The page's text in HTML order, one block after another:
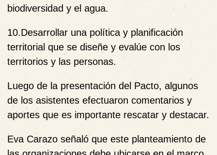
biodiversidad y el agua.
10.Desarrollar una política y planificación
territorial que se diseñe y evalúe con los
territorios y las personas.
Luego de la presentación del Pacto, algunos
de los asistentes efectuaron comentarios y
aportes que es importante rescatar y destacar.
Eva Carazo señaló que este planteamiento de